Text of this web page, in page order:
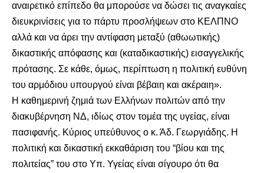
αναιρετικό επίπεδο θα μπορούσε να δώσει τις αναγκαίες
διευκρινίσεις για το πάρτυ προσλήψεων στο ΚΕΛΠΝΟ
αλλά και να άρει την αντίφαση μεταξύ (αθωωτικής)
δικαστικής απόφασης και (καταδικαστικής) εισαγγελικής
πρότασης. Σε κάθε, όμως, περίπτωση η πολιτική ευθύνη
του αρμόδιου υπουργού είναι βέβαιη και ακέραιη».
Η καθημερινή ζημιά των Ελλήνων πολιτών από την
διακυβέρνηση ΝΔ, ιδίως στον τομέα της υγείας, είναι
πασιφανής. Κύριος υπεύθυνος ο κ. Άδ. Γεωργιάδης. Η
πολιτική και δικαστική εκκαθάριση του “βίου και της
πολιτείας” του στο Υπ. Υγείας είναι σίγουρο ότι θα